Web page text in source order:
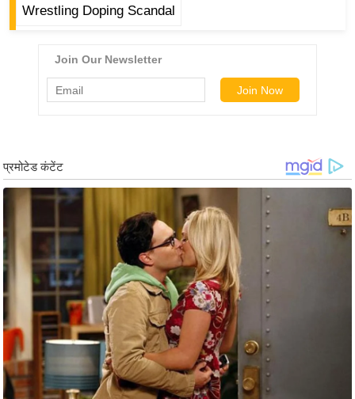
ला
इ
फ
ल
क्नॉ
लॉ
जी
ब्यू
टी
Wrestling Doping Scandal